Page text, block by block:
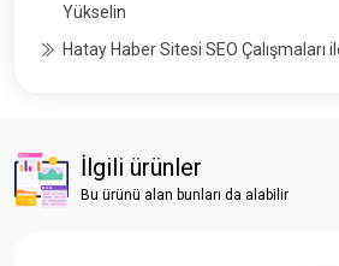
Yükselin
Hatay Haber Sitesi SEO Çalışmaları
İlgili ürünler
Bu ürünü alan bunları da alabilir